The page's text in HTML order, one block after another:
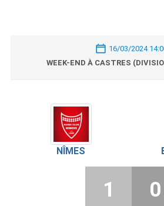
16/03/2024
WEEK-END À CASTRES
NÎMES
1 0